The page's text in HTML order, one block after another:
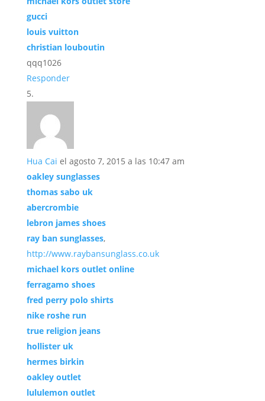
gucci
louis vuitton
christian louboutin
qqq1026
Responder
Hua Cai el agosto 7, 2015 a las 10:47 am
oakley sunglasses
thomas sabo uk
abercrombie
lebron james shoes
ray ban sunglasses,
http://www.raybansunglass.co.uk
michael kors outlet online
ferragamo shoes
fred perry polo shirts
nike roshe run
true religion jeans
hollister uk
hermes birkin
oakley outlet
lululemon outlet